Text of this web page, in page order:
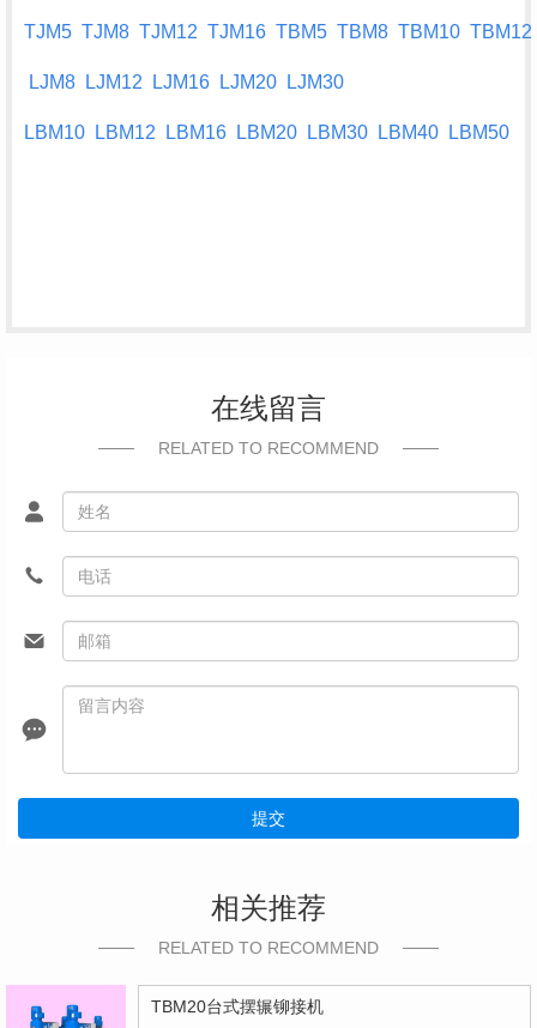
TJM5 TJM8 TJM12 TJM16 TBM5 TBM8 TBM10 TBM12
LJM8 LJM12 LJM16 LJM20 LJM30
LBM10 LBM12 LBM16 LBM20 LBM30 LBM40 LBM50
在线留言
RELATED TO RECOMMEND
提交
相关推荐
RELATED TO RECOMMEND
TBM20台式摆辗铆接机